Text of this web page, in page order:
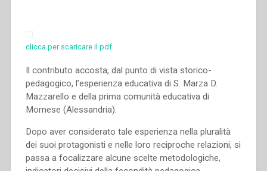
e
la
formazione
professionale.
Problemi,
esperienze,
per
la
formazione
clicca per scaricare il pdf
Il contributo accosta, dal punto di vista storico-
pedagogico, l’esperienza educativa di S. Marza D.
Mazzarello e della prima comunità educativa di
Mornese (Alessandria).
Dopo aver considerato tale esperienza nella pluralità
dei suoi protagonisti e nelle loro reciproche relazioni, si
passa a focalizzare alcune scelte metodologiche,